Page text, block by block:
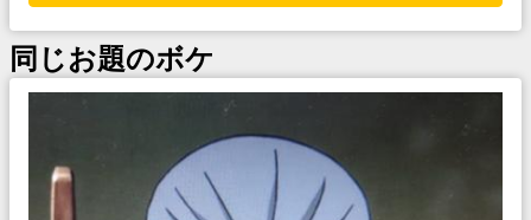
同じお題のボケ